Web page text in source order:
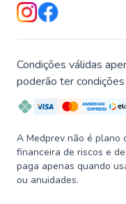
Condições válidas
poderão ter
A Medprev não é plano
financeira de riscos e
paga apenas quando
ou anuidades.